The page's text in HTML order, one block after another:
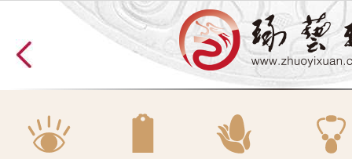
原石 南红 轻奢 名作